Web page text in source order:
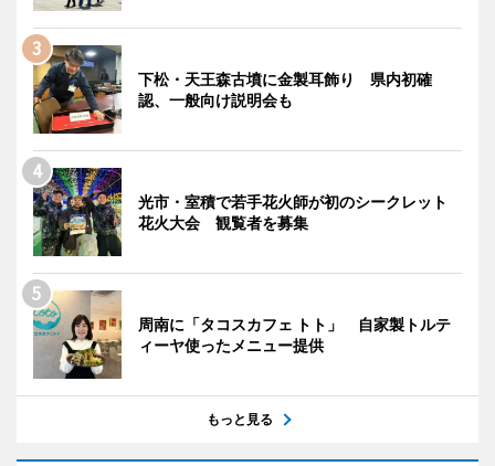
下松・天王森古墳に金製耳飾り 県内初確
認、一般向け説明会も
光市・室積で若手花火師が初のシークレット
花火大会 観覧者を募集
周南に「タコスカフェ トト」 自家製トルテ
ィーヤ使ったメニュー提供
もっと見る